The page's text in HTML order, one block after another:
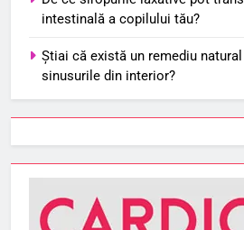
intestinală a copilului tău?
Știai că există un remediu
sinusurile din interior?